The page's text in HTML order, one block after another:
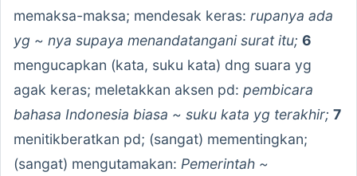
memaksa-maksa; mendesak keras: rupanya ada
yg ~ nya supaya menandatangani surat itu; 6
mengucapkan (kata, suku kata) dng suara yg
agak keras; meletakkan aksen pd: pembicara
bahasa Indonesia biasa ~ suku kata yg terakhir; 7
menitikberatkan pd; (sangat) mementingkan;
(sangat) mengutamakan: Pemerintah ~